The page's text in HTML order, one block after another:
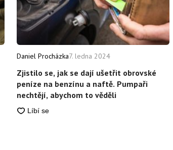
Zjistilo se, jak se dají ušetřit obrovské
peníze na benzínu a naftě. Pumpaři
nechtějí, abychom to věděli
Daniel Procházka7. ledna 2024